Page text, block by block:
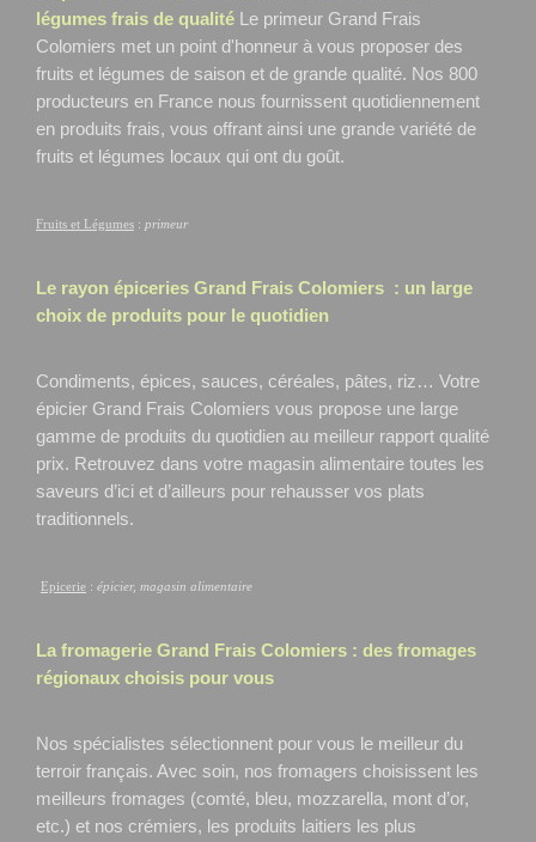
légumes frais de qualité Le primeur Grand Frais
Colomiers met un point d'honneur à vous proposer des
fruits et légumes de saison et de grande qualité. Nos 800
producteurs en France nous fournissent quotidiennement
en produits frais, vous offrant ainsi une grande variété de
fruits et légumes locaux qui ont du goût.
Fruits et Légumes : primeur
Le rayon épiceries Grand Frais Colomiers : un large
choix de produits pour le quotidien
Condiments, épices, sauces, céréales, pâtes, riz… Votre
épicier Grand Frais Colomiers vous propose une large
gamme de produits du quotidien au meilleur rapport qualité
prix. Retrouvez dans votre magasin alimentaire toutes les
saveurs d’ici et d’ailleurs pour rehausser vos plats
traditionnels.
Epicerie : épicier, magasin alimentaire
La fromagerie Grand Frais Colomiers : des fromages
régionaux choisis pour vous
Nos spécialistes sélectionnent pour vous le meilleur du
terroir français. Avec soin, nos fromagers choisissent les
meilleurs fromages (comté, bleu, mozzarella, mont d’or,
etc.) et nos crémiers, les produits laitiers les plus